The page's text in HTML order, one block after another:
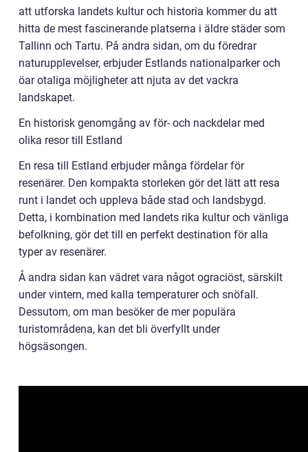
att utforska landets kultur och historia kommer du att
hitta de mest fascinerande platserna i äldre städer som
Tallinn och Tartu. På andra sidan, om du föredrar
naturupplevelser, erbjuder Estlands nationalparker och
öar otaliga möjligheter att njuta av det vackra
landskapet.
En historisk genomgång av för- och nackdelar med
olika resor till Estland
En resa till Estland erbjuder många fördelar för
resenärer. Den kompakta storleken gör det lätt att resa
runt i landet och uppleva både stad och landsbygd.
Detta, i kombination med landets rika kultur och vänliga
befolkning, gör det till en perfekt destination för alla
typer av resenärer.
Å andra sidan kan vädret vara något ograciöst, särskilt
under vintern, med kalla temperaturer och snöfall.
Dessutom, om man besöker de mer populära
turistområdena, kan det bli överfyllt under
högsäsongen.